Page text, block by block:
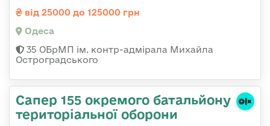
від 25000 до 125000 грн
Одеса
35 ОБрМП ім. контр-адмірала Михайла
Остроградського
Сапер 155 окремого батальйону
територіальної оборони